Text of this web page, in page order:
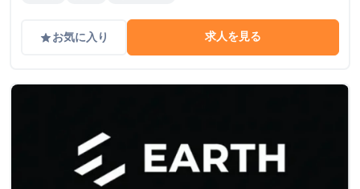
gradeお気に入り 求人を見る